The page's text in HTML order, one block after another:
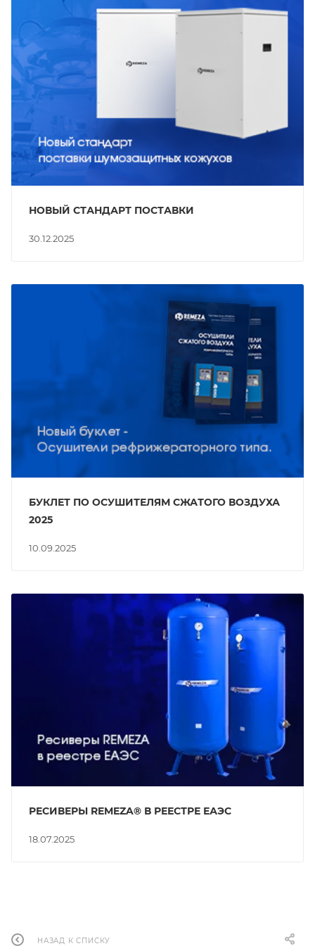
30.12.2025
НОВЫЙ СТАНДАРТ ПОСТАВКИ
10.09.2025
БУКЛЕТ ПО ОСУШИТЕЛЯМ СЖАТОГО ВОЗДУХА
2025
18.07.2025
РЕСИВЕРЫ REMEZA® В РЕЕСТРЕ ЕАЭС
НАЗАД К СПИСКУ